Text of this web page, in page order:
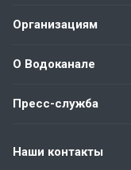
Организациям
О Водоканале
Пресс-служба
Наши контакты